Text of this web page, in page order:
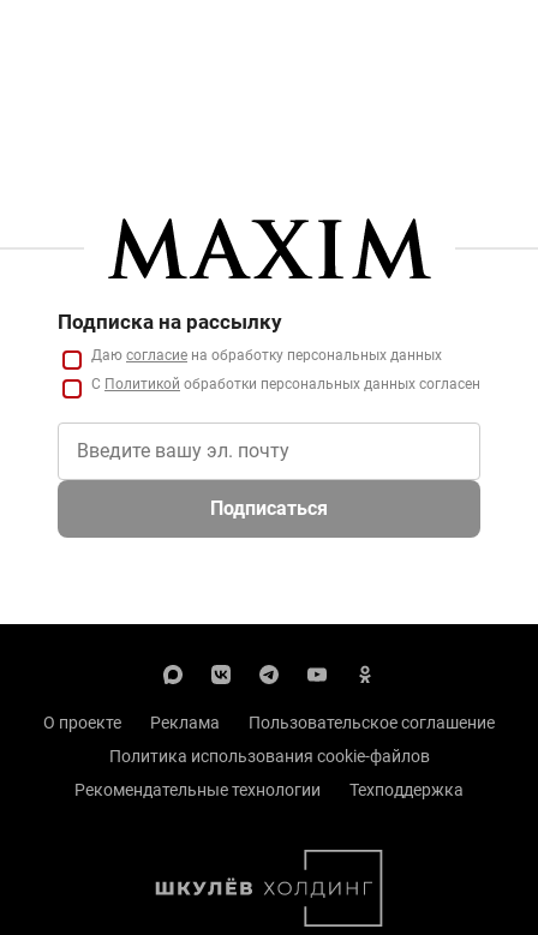
Подписка на рассылку
Даю согласие на обработку персональных данных
С Политикой обработки персональных данных согласен
Подписаться
О проекте Реклама
Пользовательское соглашение
Политика использования cookie-файлов
Рекомендательные технологии
Техподдержка